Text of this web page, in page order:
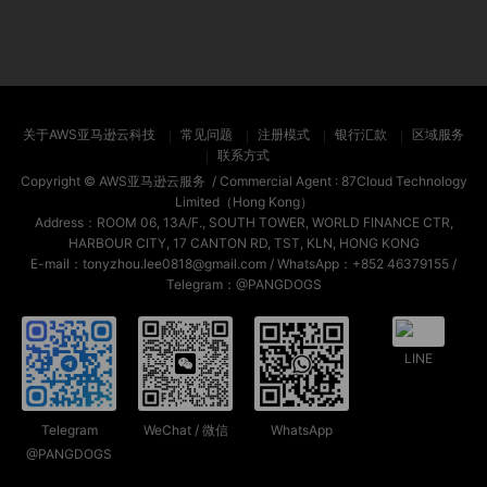
关于AWS亚马逊云科技 常见问题 注册模式 银行汇款
区域服务
联系方式
Copyright © AWS亚马逊云服务 / Commercial Agent : 87Cloud Technology
Limited（Hong Kong）
Address：ROOM 06, 13A/F., SOUTH TOWER, WORLD FINANCE CTR,
HARBOUR CITY, 17 CANTON RD, TST, KLN, HONG KONG
E-mail：tonyzhou.lee0818@gmail.com / WhatsApp：+852 46379155 /
Telegram：@PANGDOGS
Telegram
@PANGDOGS
WeChat / 微信 WhatsApp
LINE